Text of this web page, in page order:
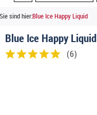
Sie sind hier:Blue Ice Happy Liquid
Blue Ice Happy Liquid
(6)